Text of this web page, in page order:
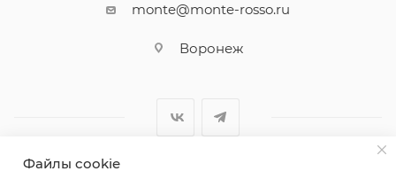
monte@monte-rosso.ru
Воронеж
Файлы cookie